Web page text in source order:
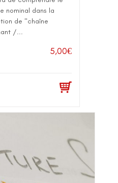
nominal dans la
de "chaîne
/...
5,00€